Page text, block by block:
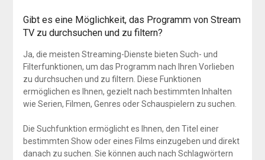
Gibt es eine Möglichkeit, das Programm von Stream
TV zu durchsuchen und zu filtern?
Ja, die meisten Streaming-Dienste bieten Such- und
Filterfunktionen, um das Programm nach Ihren Vorlieben
zu durchsuchen und zu filtern. Diese Funktionen
ermöglichen es Ihnen, gezielt nach bestimmten Inhalten
wie Serien, Filmen, Genres oder Schauspielern zu suchen.
Die Suchfunktion ermöglicht es Ihnen, den Titel einer
bestimmten Show oder eines Films einzugeben und direkt
danach zu suchen. Sie können auch nach Schlagwörtern